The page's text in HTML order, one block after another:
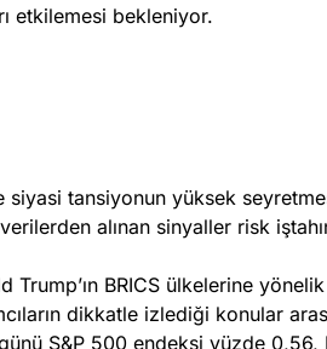
etkilemesi bekleniyor.
tansiyonun yüksek
alınan sinyaller risk
Trump’ın BRICS ülkelerine
dikkatle izlediği konular
S&P 500 endeksi yüzde